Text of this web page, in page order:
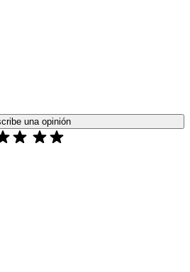
una opinión